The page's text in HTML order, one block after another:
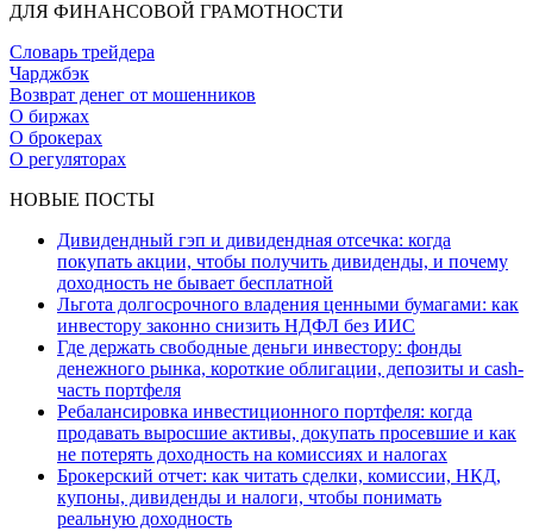
ДЛЯ ФИНАНСОВОЙ ГРАМОТНОСТИ
Словарь трейдера
Чарджбэк
Возврат денег от мошенников
О биржах
О брокерах
О регуляторах
НОВЫЕ ПОСТЫ
Дивидендный гэп и дивидендная отсечка: когда
покупать акции, чтобы получить дивиденды, и почему
доходность не бывает бесплатной
Льгота долгосрочного владения ценными бумагами: как
инвестору законно снизить НДФЛ без ИИС
Где держать свободные деньги инвестору: фонды
денежного рынка, короткие облигации, депозиты и cash-
часть портфеля
Ребалансировка инвестиционного портфеля: когда
продавать выросшие активы, докупать просевшие и как
не потерять доходность на комиссиях и налогах
Брокерский отчет: как читать сделки, комиссии, НКД,
купоны, дивиденды и налоги, чтобы понимать
реальную доходность